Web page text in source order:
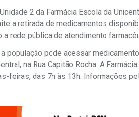
2 da Farmácia Escola da
a retirada de medicamentos
rede pública de atendimento
população pode acessar
na Rua Capitão Rocha. A
feiras, das 7h às 13h. Informações